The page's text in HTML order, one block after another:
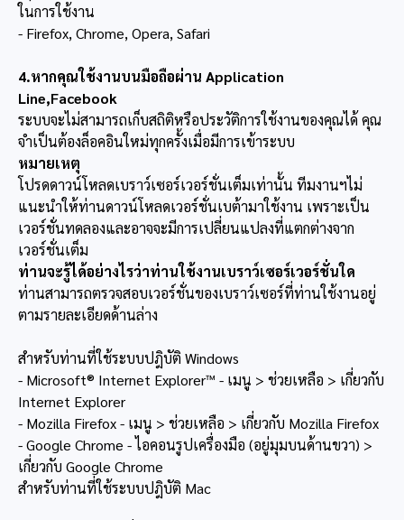
ในการใช้งาน
- Firefox, Chrome, Opera, Safari
4.หากคุณใช้งานบนมือถือผ่าน Application
Line,Facebook
ระบบจะไม่สามารถเก็บสถิติหรือประวัติการใช้งานของคุณได้ คุณ
จำเป็นต้องล็อคอินใหม่ทุกครั้งเมื่อมีการเข้าระบบ
หมายเหตุ
โปรดดาวน์โหลดเบราว์เซอร์เวอร์ชั่นเต็มเท่านั้น ทีมงานฯไม่
แนะนำให้ท่านดาวน์โหลดเวอร์ชั่นเบต้ามาใช้งาน เพราะเป็น
เวอร์ชั่นทดลองและอาจจะมีการเปลี่ยนแปลงที่แตกต่างจาก
เวอร์ชั่นเต็ม
ท่านจะรู้ได้อย่างไรว่าท่านใช้งานเบราว์เซอร์เวอร์ชั่นใด
ท่านสามารถตรวจสอบเวอร์ชั่นของเบราว์เซอร์ที่ท่านใช้งานอยู่
ตามรายละเอียดด้านล่าง
สำหรับท่านที่ใช้ระบบปฎิบัติ Windows
- Microsoft® Internet Explorer™ - เมนู > ช่วยเหลือ > เกี่ยวกับ
Internet Explorer
- Mozilla Firefox - เมนู > ช่วยเหลือ > เกี่ยวกับ Mozilla Firefox
- Google Chrome - ไอคอนรูปเครื่องมือ (อยู่มุมบนด้านขวา) >
เกี่ยวกับ Google Chrome
สำหรับท่านที่ใช้ระบบปฎิบัติ Mac